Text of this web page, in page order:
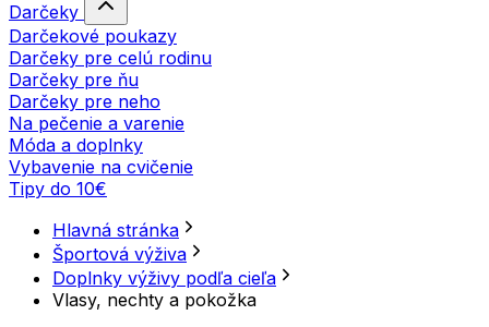
Darčeky
Darčekové poukazy
Darčeky pre celú rodinu
Darčeky pre ňu
Darčeky pre neho
Na pečenie a varenie
Móda a doplnky
Vybavenie na cvičenie
Tipy do 10€
Hlavná stránka
Športová výživa
Doplnky výživy podľa cieľa
Vlasy, nechty a pokožka